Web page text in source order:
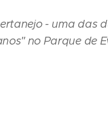
- uma das
no Parque de